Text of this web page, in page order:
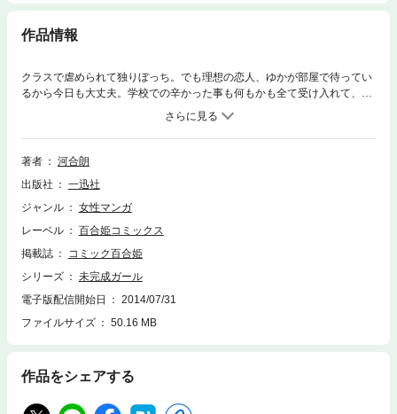
作品情報
クラスで虐められて独りぼっち。でも理想の恋人、ゆかが部屋で待ってい
るから今日も大丈夫。学校での辛かった事も何もかも全て受け入れて、優
しい微笑みを浮かべているゆかがいれば他には何もいらない。それなの
に。ゆかと会話をしているところをクラスメートに目撃されてしまい、幸
せだった毎日にヒビが入り――…。
著者
河合朗
出版社
一迅社
ジャンル
女性マンガ
レーベル
百合姫コミックス
掲載誌
コミック百合姫
シリーズ
未完成ガール
電子版配信開始日
2014/07/31
ファイルサイズ
50.16 MB
作品をシェアする